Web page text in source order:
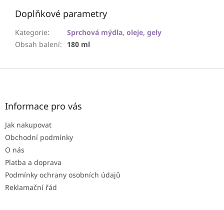
Doplňkové parametry
Kategorie:
Sprchová mýdla, oleje, gely
Obsah balení: 180 ml
Z
Informace pro vás
Jak nakupovat
Obchodní podmínky
O nás
Platba a doprava
Podmínky ochrany osobních údajů
Reklamační řád